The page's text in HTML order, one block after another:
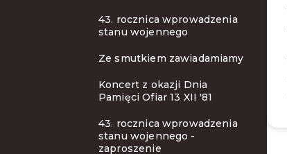
43. rocznica wprowadzenia
stanu wojennego
Ze smutkiem zawiadamiamy
Koncert z okazji Dnia
Pamięci Ofiar 13 XII '81
43. rocznica wprowadzenia
stanu wojennego -
zaproszenie